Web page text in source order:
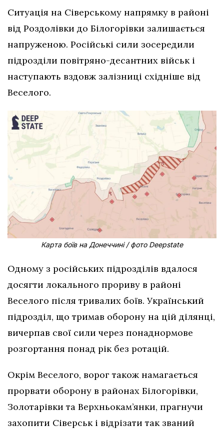
Ситуація на Сіверському напрямку в районі
від Роздолівки до Білогорівки залишається
напруженою. Російські сили зосередили
підрозділи повітряно-десантних військ і
наступають вздовж залізниці східніше від
Веселого.
Карта боїв на Донеччині / фото Deepstate
Одному з російських підрозділів вдалося
досягти локального прориву в районі
Веселого після тривалих боїв. Український
підрозділ, що тримав оборону на цій ділянці,
вичерпав свої сили через понаднормове
розгортання понад рік без ротацій.
Окрім Веселого, ворог також намагається
прорвати оборону в районах Білогорівки,
Золотарівки та Верхньокам’янки, прагнучи
захопити Сіверськ і відрізати так званий